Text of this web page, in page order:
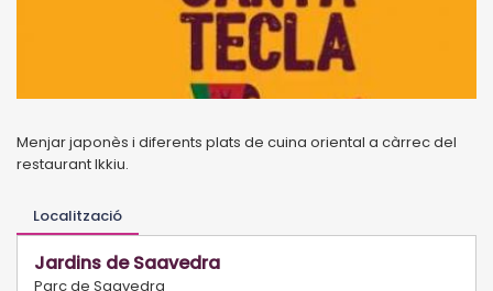
Menjar japonès i diferents plats de cuina oriental a càrrec del
restaurant Ikkiu.
Localització
Jardins de Saavedra
Parc de Saavedra